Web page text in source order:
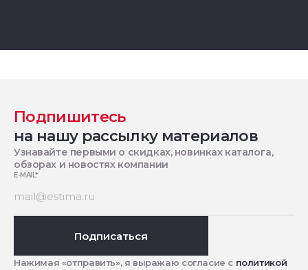
Подпишитесь
на нашу рассылку материалов
Узнавайте первыми о скидках, новинках каталога,
обзорах и новостях компании
E-MAIL*
Подписаться
Нажимая «отправить», я выражаю согласие с политикой